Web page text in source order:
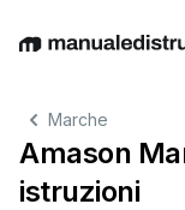
EnglishDeutsch
Marche
Amason
istruzioni